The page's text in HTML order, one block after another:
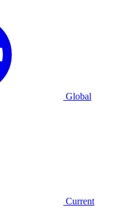
Global
Current